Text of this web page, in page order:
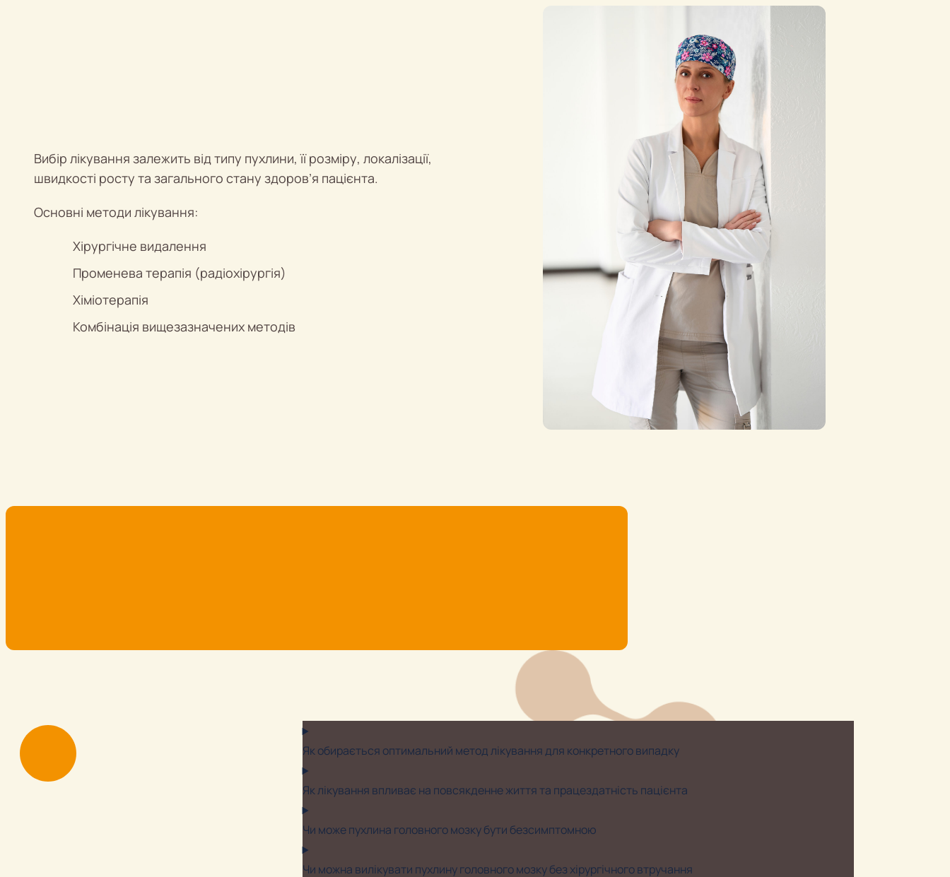
Вибір лікування залежить від типу пухлини, її розміру, локалізації,
швидкості росту та загального стану здоров’я пацієнта.
Основні методи лікування:
Хірургічне видалення
Променева терапія (радіохірургія)
Хіміотерапія
Комбінація вищезазначених методів
Як обирається оптимальний метод лікування для конкретного випадку
Як лікування впливає на повсякденне життя та працездатність пацієнта
Чи може пухлина головного мозку бути безсимптомною
Чи можна вилікувати пухлину головного мозку без хірургічного втручання